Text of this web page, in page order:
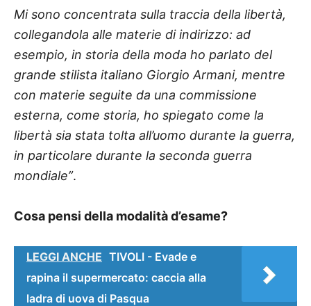
Mi sono concentrata sulla traccia della libertà,
collegandola alle materie di indirizzo: ad
esempio, in storia della moda ho parlato del
grande stilista italiano Giorgio Armani, mentre
con materie seguite da una commissione
esterna, come storia, ho spiegato come la
libertà sia stata tolta all’uomo durante la guerra,
in particolare durante la seconda guerra
mondiale”.
Cosa pensi della modalità d’esame?
LEGGI ANCHE TIVOLI - Evade e
rapina il supermercato: caccia alla
ladra di uova di Pasqua